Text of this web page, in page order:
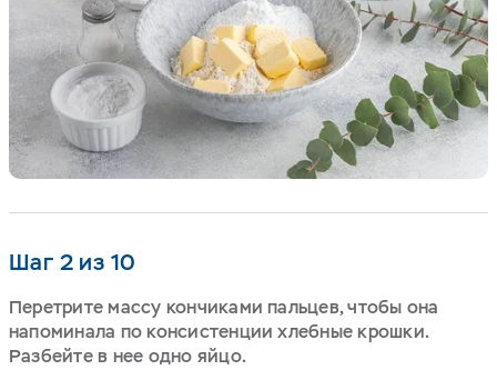
Шаг 2 из 10
Перетрите массу кончиками пальцев, чтобы она
напоминала по консистенции хлебные крошки.
Разбейте в нее одно яйцо.